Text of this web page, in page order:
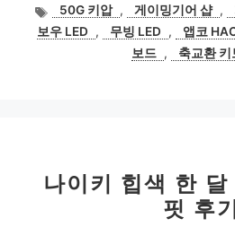
태
그
50G 키압 , 게이밍기어 샵 ,
보우 LED
, 무빙 LED , 앱코
보드 , 축교환 키
나이키 힙색 한
핏 후기